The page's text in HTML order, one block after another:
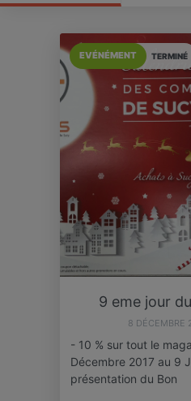
TERMINÉ
EVÉNÉMENT
9 eme jour
8 DÉCEMBRE
- 10 % sur tout le
Décembre 2017 au 9
présentation du Bon